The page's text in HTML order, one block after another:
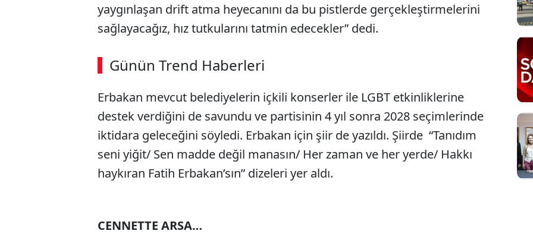
yaygınlaşan drift atma heyecanını da bu pistlerde gerçekleştirmelerini
sağlayacağız, hız tutkularını tatmin edecekler” dedi.
Günün Trend Haberleri
00:02 / 08:15
Sesi Aç
Erbakan mevcut belediyelerin içkili konserler ile LGBT etkinliklerine
destek verdiğini de savundu ve partisinin 4 yıl sonra 2028 seçimlerinde
iktidara geleceğini söyledi. Erbakan için şiir de yazıldı. Şiirde “Tanıdım
seni yiğit/ Sen madde değil manasın/ Her zaman ve her yerde/ Hakkı
haykıran Fatih Erbakan’sın” dizeleri yer aldı.
CENNETTE ARSA…